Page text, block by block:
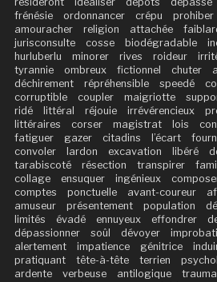
frénésie
ordonnancer crépu prohiber
amouracher
religion attachée
jurisconsulte
cosse biodégradable
hurluberlu
minorer rives roideur
tyrannie
ombreux fictionnel chuter
déchirement
répréhensible speedé
corruptible
coupler maigriotte
ridé
littéral réjouie irrévérencieux
littéraires
corser magistrat lois
fatiguer
gazer citadins l’écart
convoler
lardon excavation libéré
tarabiscoté
résection transpirer
collage
ensuquer ingénieux
comptes
ponctuelle avant-coureur
amuseur
présentement population
limités
évadé ennuyeux effondrer
dépassionner
soûl dévoyer
alertement
impatience génitrice
pratiquant
tête-à-tête terrien
ardente
verbeuse antilogique